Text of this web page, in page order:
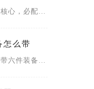
陆小凤的秘籍搭配以凤舞九天为核心，必配一本攻击型绝世甲级秘籍...
怎么带
加页手记进图阶段，玩家可以携带六件装备，其中武器，照明道具都...